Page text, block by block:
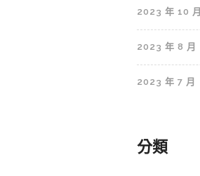
2023 年 10 月
2023 年 8 月
2023 年 7 月
分類